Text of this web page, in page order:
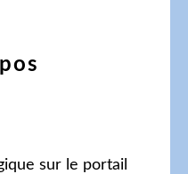
sur le portail